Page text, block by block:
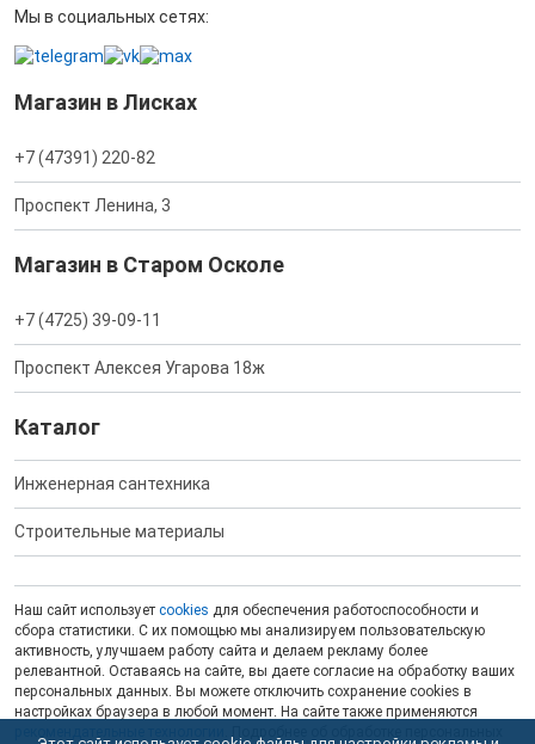
Мы в социальных сетях:
Магазин в Лисках
+7 (47391) 220-82
Проспект Ленина, 3
Магазин в Старом Осколе
+7 (4725) 39-09-11
Проспект Алексея Угарова 18ж
Каталог
Инженерная сантехника
Строительные материалы
Наш сайт использует cookies для обеспечения работоспособности и
сбора статистики. С их помощью мы анализируем пользовательскую
активность, улучшаем работу сайта и делаем рекламу более
релевантной. Оставаясь на сайте, вы даете согласие на обработку ваших
персональных данных. Вы можете отключить сохранение cookies в
настройках браузера в любой момент. На сайте также применяются